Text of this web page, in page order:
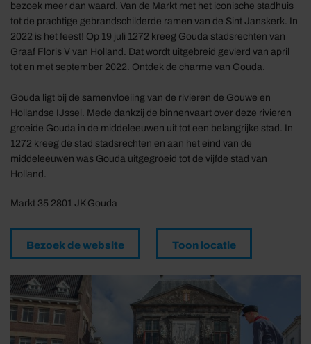
bezoek meer dan waard. Van de Markt met het iconische stadhuis
tot de prachtige gebrandschilderde ramen van de Sint Janskerk. In
2022 is het feest! Op 19 juli 1272 kreeg Gouda stadsrechten van
Graaf Floris V van Holland. Dat wordt uitgebreid gevierd van april
tot en met september 2022. Ontdek de charme van Gouda.
Gouda ligt bij de samenvloeiing van de rivieren de Gouwe en
Hollandse IJssel. Mede dankzij de binnenvaart over deze rivieren
groeide Gouda in de middeleeuwen uit tot een belangrijke stad. In
1272 kreeg de stad stadsrechten en aan het eind van de
middeleeuwen was Gouda uitgegroeid tot de vijfde stad van
Holland.
Markt 35 2801 JK Gouda
Bezoek de website Toon locatie